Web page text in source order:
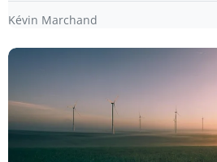
Kévin Marchand